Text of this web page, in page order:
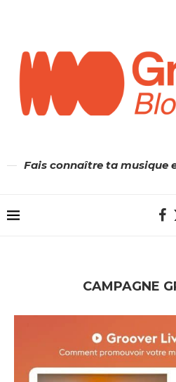
Fais connaître ta musique
CAMPAGNE